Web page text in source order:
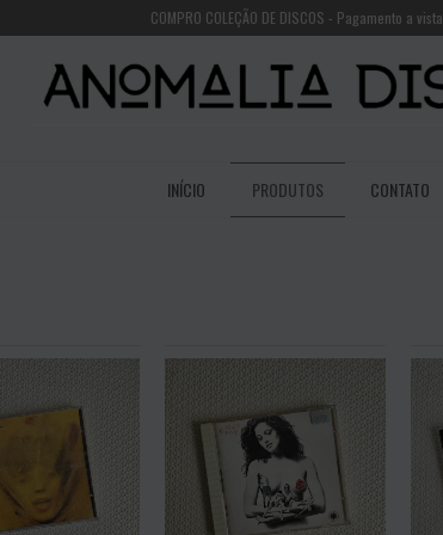
COMPRO COLEÇÃO DE DISCOS - Pagamento a vista.
INÍCIO PRODUTOS CONTATO